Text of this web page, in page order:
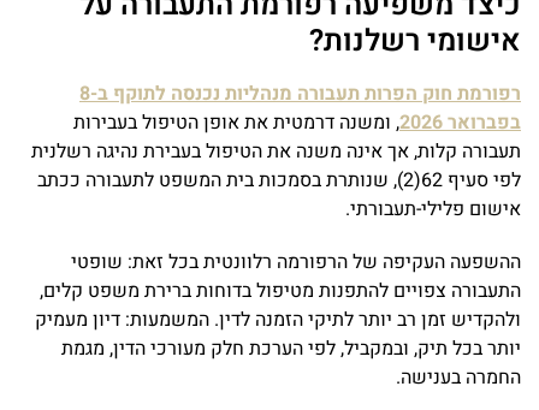
אישומי רשלנות?
רפורמת חוק הפרות תעבורה מנהליות נכנסה לתוקף ב-8
בפברואר 2026
, ומשנה דרמטית את אופן הטיפול בעבירות
תעבורה קלות, אך אינה משנה את הטיפול בעבירת נהיגה רשלנית
לפי סעיף 62(2), שנותרת בסמכות בית המשפט לתעבורה ככתב
אישום פלילי-תעבורתי.
ההשפעה העקיפה של הרפורמה רלוונטית בכל זאת: שופטי
התעבורה צפויים להתפנות מטיפול בדוחות ברירת משפט קלים,
ולהקדיש זמן רב יותר לתיקי הזמנה לדין. המשמעות: דיון מעמיק
יותר בכל תיק, ובמקביל, לפי הערכת חלק מעורכי הדין, מגמת
החמרה בענישה.